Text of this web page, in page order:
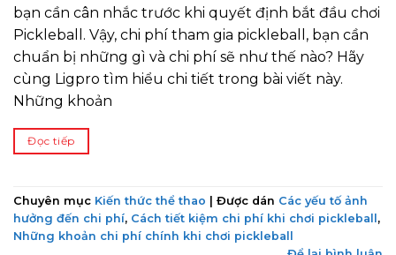
bạn cần cân nhắc trước khi quyết định bắt đầu chơi
Pickleball. Vậy, chi phí tham gia pickleball, bạn cần
chuẩn bị những gì và chi phí sẽ như thế nào? Hãy
cùng Ligpro tìm hiểu chi tiết trong bài viết này.
Những khoản
Đọc tiếp
Chuyên mục Kiến thức thể thao Được dán Các yếu tố ảnh
hưởng đến chi phí, Cách tiết kiệm chi phí khi chơi pickleball ,
Những khoản chi phí chính khi chơi pickleball